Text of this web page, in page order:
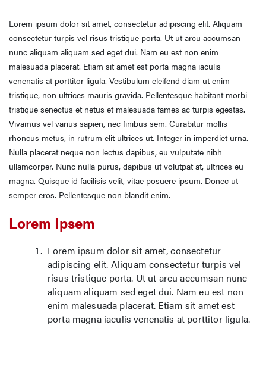
Lorem ipsum dolor sit amet, consectetur adipiscing elit. Aliquam
consectetur turpis vel risus tristique porta. Ut ut arcu accumsan
nunc aliquam aliquam sed eget dui. Nam eu est non enim
malesuada placerat. Etiam sit amet est porta magna iaculis
venenatis at porttitor ligula. Vestibulum eleifend diam ut enim
tristique, non ultrices mauris gravida. Pellentesque habitant morbi
tristique senectus et netus et malesuada fames ac turpis egestas.
Vivamus vel varius sapien, nec finibus sem. Curabitur mollis
rhoncus metus, in rutrum elit ultrices ut. Integer in imperdiet urna.
Nulla placerat neque non lectus dapibus, eu vulputate nibh
ullamcorper. Nunc nulla purus, dapibus ut volutpat at, ultrices eu
magna. Quisque id facilisis velit, vitae posuere ipsum. Donec ut
semper eros. Pellentesque non blandit enim.
Lorem Ipsem
Lorem ipsum dolor sit amet, consectetur
adipiscing elit. Aliquam consectetur turpis vel
risus tristique porta. Ut ut arcu accumsan nunc
aliquam aliquam sed eget dui. Nam eu est non
enim malesuada placerat. Etiam sit amet est
porta magna iaculis venenatis at porttitor ligula.